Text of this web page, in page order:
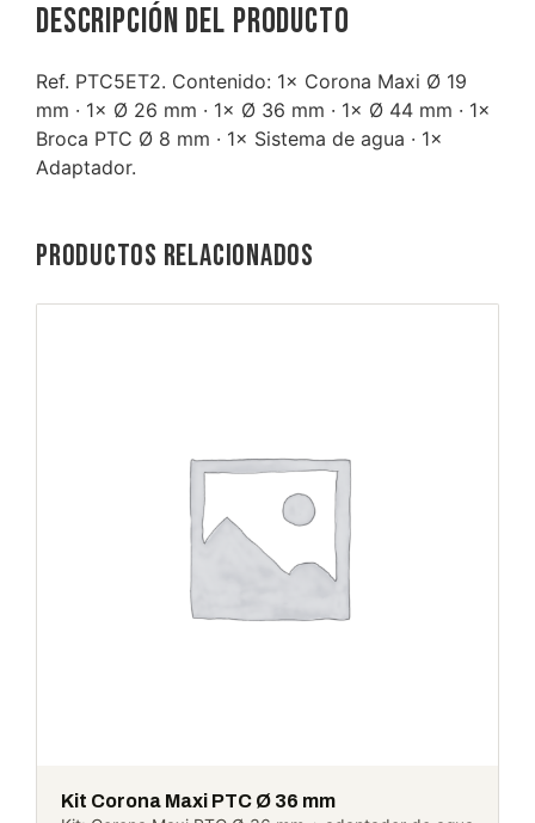
Descripción del producto
Ref. PTC5ET2. Contenido: 1× Corona Maxi Ø 19
mm · 1× Ø 26 mm · 1× Ø 36 mm · 1× Ø 44 mm · 1×
Broca PTC Ø 8 mm · 1× Sistema de agua · 1×
Adaptador.
Productos relacionados
Kit Corona Maxi PTC Ø 36 mm